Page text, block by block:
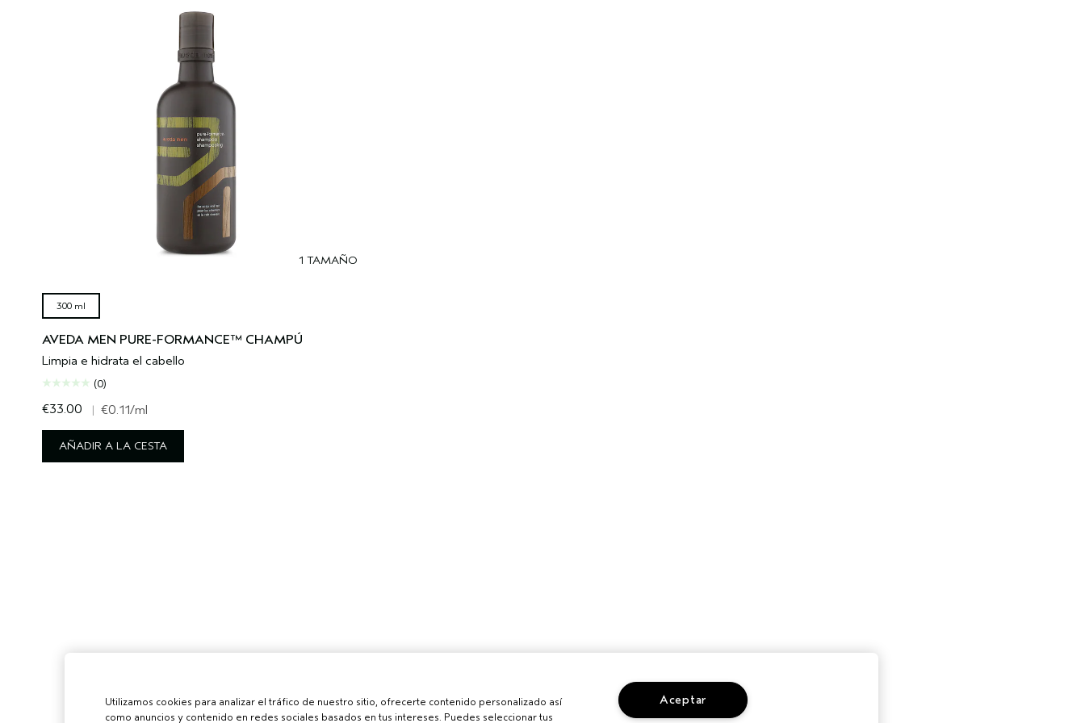
1 TAMAÑO
300 ml
AVEDA MEN PURE-FORMANCE™ CHAMPÚ
Limpia e hidrata el cabello
(0)
€33.00 | €0.11/ml
AÑADIR A LA CESTA
Utilizamos cookies para analizar el tráfico de nuestro sitio, ofrecerte contenido personalizado así
como anuncios y contenido en redes sociales basados en tus intereses. Puedes seleccionar tus
Aceptar